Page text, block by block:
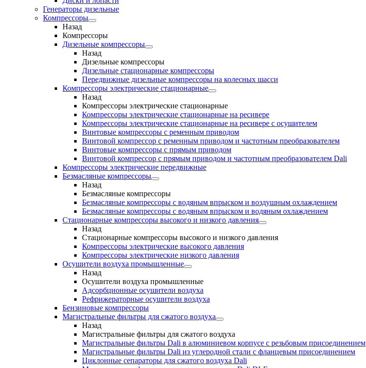
Генераторы дизельные
Компрессоры
Назад
Компрессоры
Дизельные компрессоры
Назад
Дизельные компрессоры
Дизельные стационарные компрессоры
Передвижные дизельные компрессоры на колесных шасси
Компрессоры электрические стационарные
Назад
Компрессоры электрические стационарные
Компрессоры электрические стационарные на ресивере
Компрессоры электрические стационарные на ресивере с осушителем
Винтовые компрессоры с ременным приводом
Винтовой компрессор с ременным приводом и частотным преобразователем
Винтовые компрессоры с прямым приводом
Винтовой компрессор с прямым приводом и частотным преобразователем Dali
Компрессоры электрические передвижные
Безмасляные компрессоры
Назад
Безмасляные компрессоры
Безмасляные компрессоры с водяным впрыском и воздушным охлаждением
Безмасляные компрессоры с водяным впрыском и водяным охлаждением
Стационарные компрессоры высокого и низкого давления
Назад
Стационарные компрессоры высокого и низкого давления
Компрессоры электрические высокого давления
Компрессоры электрические низкого давления
Осушители воздуха промышленные
Назад
Осушители воздуха промышленные
Адсорбционные осушители воздуха
Рефрижераторные осушители воздуха
Бензиновые компрессоры
Магистральные фильтры для сжатого воздуха
Назад
Магистральные фильтры для сжатого воздуха
Магистральные фильтры Dali в алюминиевом корпусе с резьбовым присоединением
Магистральные фильтры Dali из углеродной стали с фланцевым присоединением
Циклонные сепараторы для сжатого воздуха Dali